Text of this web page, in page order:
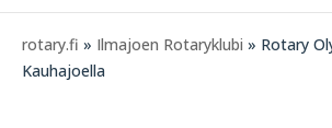
rotary.fi » Ilmajoen Rotaryklubi » Rotary
Kauhajoella